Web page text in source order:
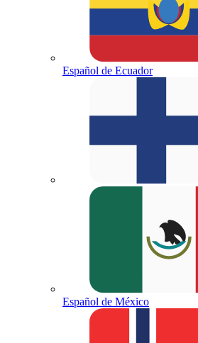
Español de Ecuador
Español de México